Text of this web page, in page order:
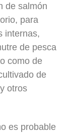
de salmón
para
internas,
de pesca
como de
de
otros
es probable